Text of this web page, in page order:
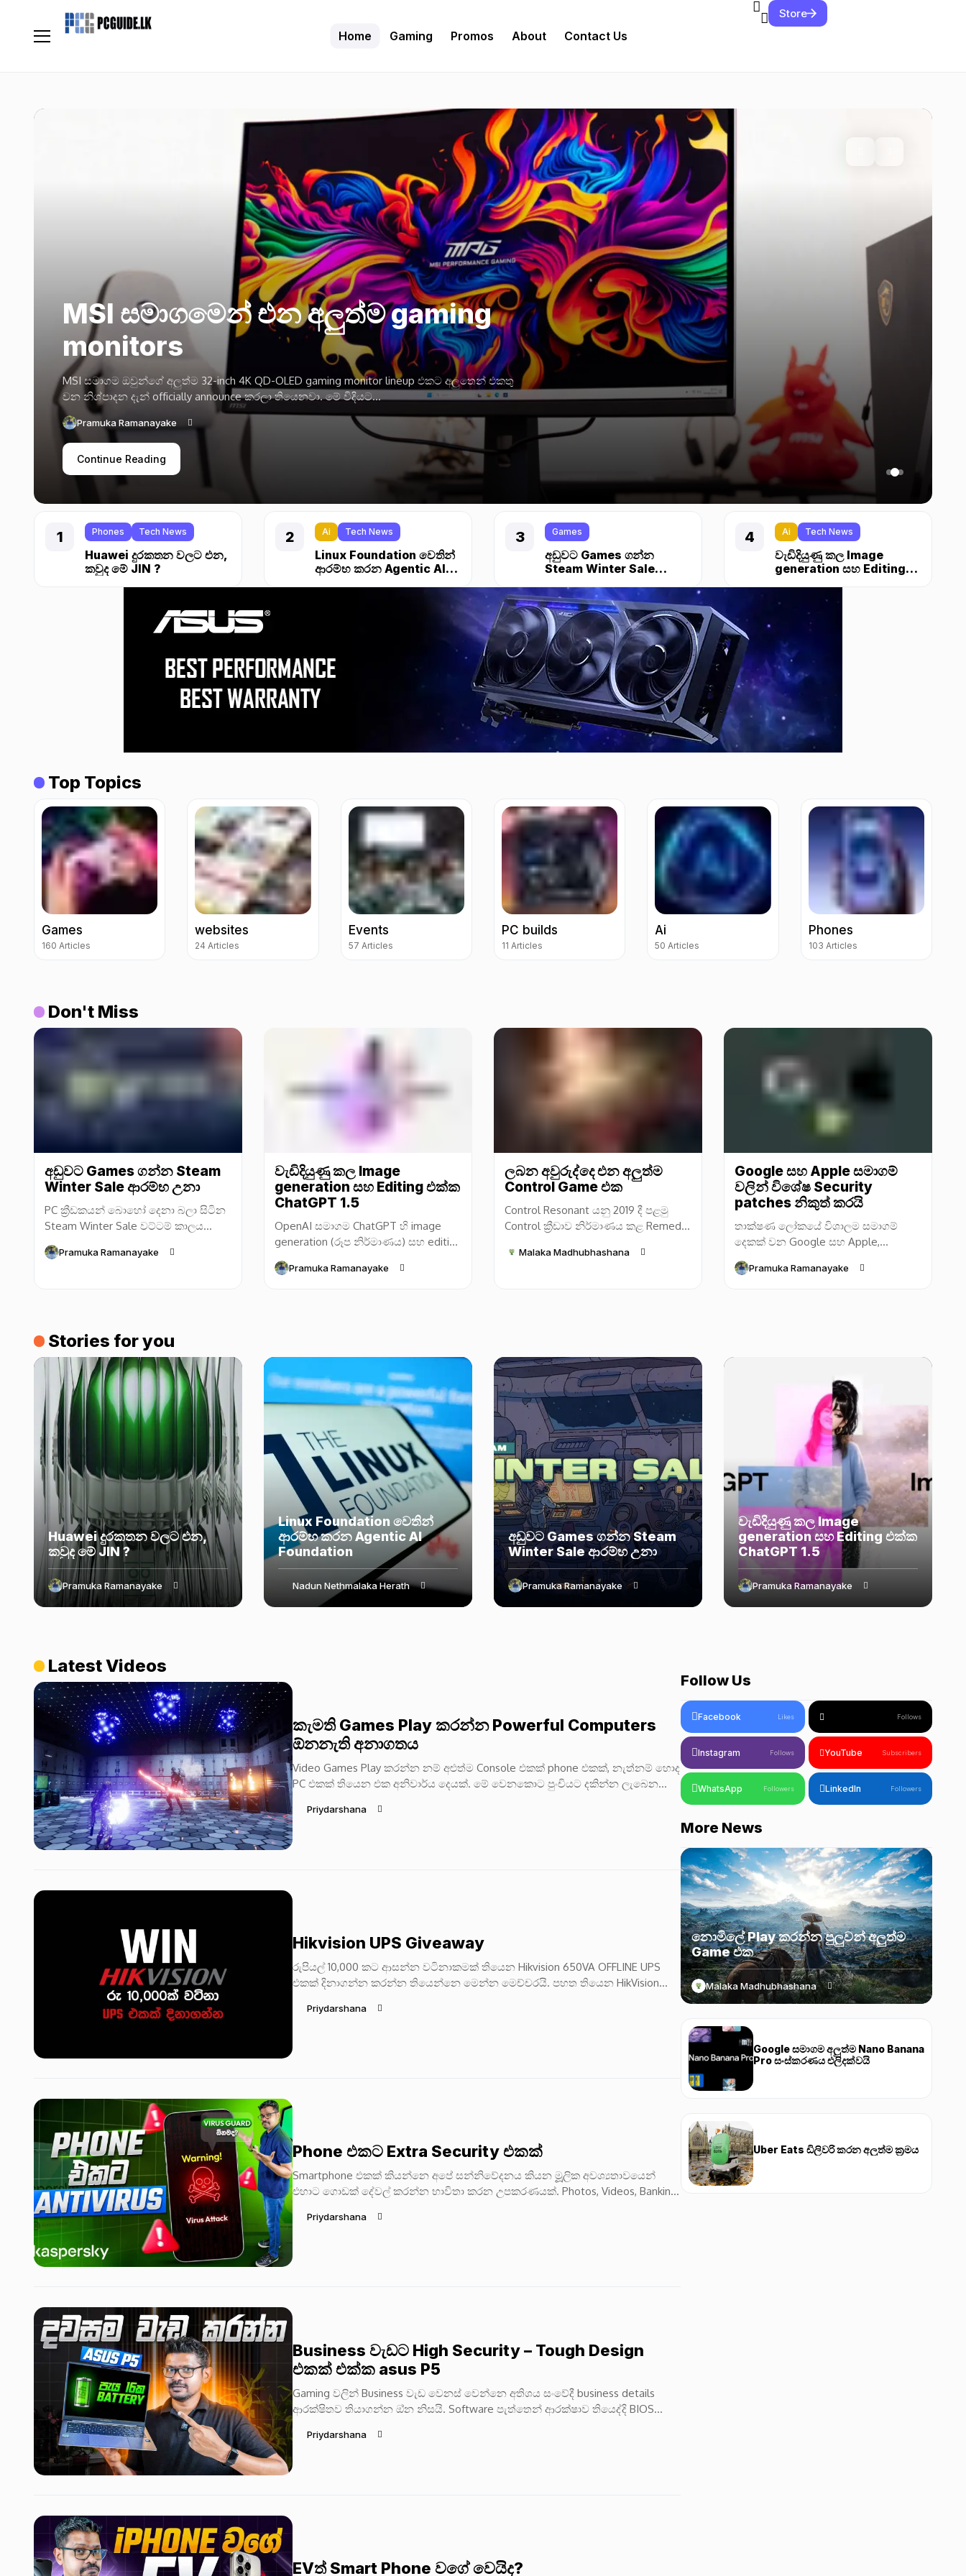
Home Gaming Promos About Contact Us
Store
MSI සමාගමෙන් හදුන්වාදෙන නවතම
PRO Max Series එක
2026 ජනවාරි 6 වෙනිදා MSI සමාගම නව PRO MAX Series එක හඳුන්වා දුන්නා. Modernity,
Acceleration, Experience යන මූලධර්ම මත ගොඩනගා ඇති unified...
Amila Indunil
Continue Reading
Phones Tech News
Huawei දුරකතන වලට එන,
කවුද මේ JIN ?
Ai Tech News
Linux Foundation වෙතින්
ආරම්භ කරන Agentic AI
Games
අඩුවට Games ගන්න
Steam Winter Sale
Ai Tech News
වැඩිදියුණු කල Image
generation සහ Editing
Top Topics
Games
160 Articles
websites
24 Articles
Events
57 Articles
PC builds
11 Articles
Ai
50 Articles
Phones
103 Articles
Don't Miss
අඩුවට Games ගන්න Steam
Winter Sale ආරම්භ උනා
PC ක්‍රීඩකයන් බොහෝ දෙනා බලා සිටින
Steam Winter Sale වට්ටම් කාලය
Valve සමාගම විසින් නිල වශයෙන්
ආරම්භ කර තිබෙනවා. අවුරුදු අවසාන
Pramuka Ramanayake
වැඩිදියුණු කල Image
generation සහ Editing එක්ක
ChatGPT 1.5
OpenAI සමාගම ChatGPT හි image
generation (රූප නිර්මාණය) සහ editing
(සංස්කරණය) හැකියාවන් සඳහා අලුත්
අප්ඩේට් කිහිපයක් නිකුත් කළා. මේ නව
Pramuka Ramanayake
ලබන අවුරුද්දෙ එන අලුත්ම
Control Game එක
Control Resonant යනු 2019 දී පළමු
Control ක්‍රීඩාව නිර්මාණය කළ Remedy
ලද නව video game එකකි. මෙම නව
Malaka Madhubhashana
Google සහ Apple සමාගම්
වලින් විශේෂ Security
patches නිකුත් කරයි
තාක්ෂණ ලෝකයේ විශාලම සමාගම්
දෙකක් වන Google සහ Apple,
දැනටමත් සිදුවෙමින් පවතින Zero-day
සයිබර් ආක්‍රමණ කිහිපයක් හේතුවෙන්,
Pramuka Ramanayake
Stories for you
Huawei දුරකතන වලට එන,
කවුද මේ JIN ?
Pramuka Ramanayake
Linux Foundation වෙතින්
ආරම්භ කරන Agentic AI
Foundation
Nadun Nethmalaka Herath
අඩුවට Games ගන්න Steam
Winter Sale ආරම්භ උනා
Pramuka Ramanayake
වැඩිදියුණු කල Image
generation සහ Editing එක්ක
ChatGPT 1.5
Pramuka Ramanayake
Latest Videos
කැමති Games Play කරන්න Powerful Computers
ඕනනැති අනාගතය
Video Games Play කරන්න නම් අළුත්ම Console එකක් phone එකක්, නැත්නම් හොද
PC එකක් තියෙන එක අනිවාර්ය දෙයක්. මේ වෙනකොට පුංචියට දකින්න ලැබෙන...
Priydarshana
Hikvision UPS Giveaway
රුපියල් 10,000 කට ආසන්න වටිනාකමක් තියෙන Hikvision 650VA OFFLINE UPS
එකක් දිනාගන්න කරන්න තියෙන්නෙ මෙන්න මෙච්චරයි. පහත තියෙන HikVision
Priydarshana
Phone එකට Extra Security එකක්
Smartphone එකක් කියන්නෙ අපේ සන්නිවේදනය කියන මූූූූලික අවශ්‍යතාවයෙන්
එහාට ගොඩක් දේවල් කරන්න භාවිතා කරන උපකරණයක්. Photos, Videos, Banking,
Priydarshana
Business වැඩට High Security – Tough Design
එකක් එක්ක asus P5
Gaming වලින් Business වැඩ වෙනස් වෙන්නෙ අතිශය සංවේදී business details
ආරක්ෂිතව තියාගන්න ඔ්න නිසයි. Software පැත්තෙන් ආරක්ෂාව තියෙද්දි BIOS
Priydarshana
EVත් Smart Phone වගේ වෙයිද?
Follow Us
Facebook Likes Follows
Instagram Follows YouTube Subscribers
WhatsApp Followers LinkedIn Followers
More News
නොමිලේ Play කරන්න පුලුවන් අලුත්ම
Game එක
Malaka Madhubhashana
Google සමාගම අලුත්ම Nano Banana
Pro සංස්කරණය එලිදක්වයි
Uber Eats ඩිලිවරි කරන අලුත්ම ක්‍රමය